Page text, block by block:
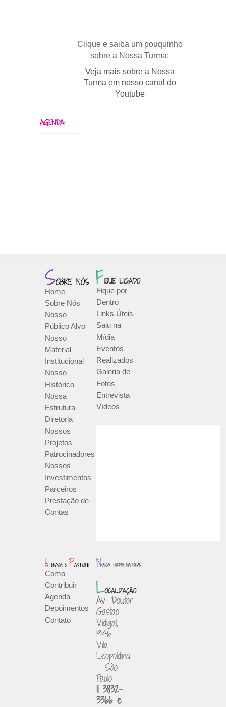
Clique e saiba um pouquinho
sobre a Nossa Turma:
Veja mais sobre a Nossa
Turma em nosso canal do
Youtube
AGENDA
Home
Sobre Nós
Nosso
Público Alvo
Nosso
Material
Institucional
Nosso
Histórico
Nossa
Estrutura
Diretoria
Nossos
Projetos
Patrocinadores
Nossos
Investimentos
Parceiros
Prestação de
Contas
Fique por
Dentro
Links Úteis
Saiu na
Mídia
Eventos
Realizados
Galeria de
Fotos
Entrevista
Vídeos
Como
Contribuir
Agenda
Depoimentos
Contato
Av. Doutor
Gastao
Vidigal,
1946
Vila
Leopoldina
- São
Paulo
11 3832-
3366 e